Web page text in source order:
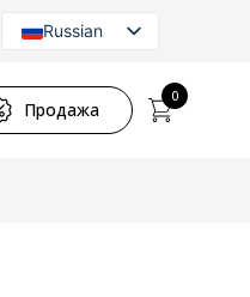
Russian
English
Продажа
0